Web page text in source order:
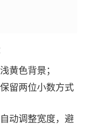
黄色背景；
留两位小数方式
动调整宽度，避